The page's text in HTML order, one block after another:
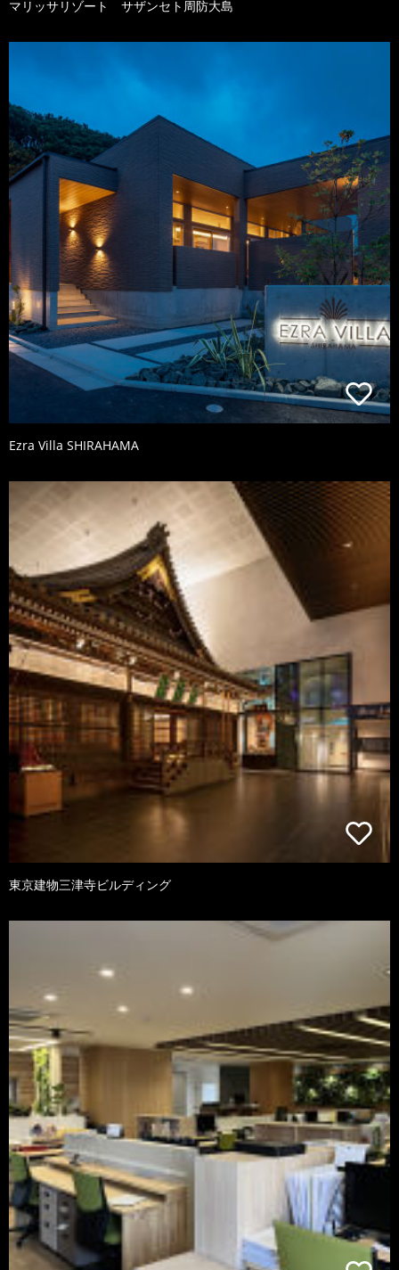
マリッサリゾート サザンセト周防大島
Ezra Villa SHIRAHAMA
東京建物三津寺ビルディング